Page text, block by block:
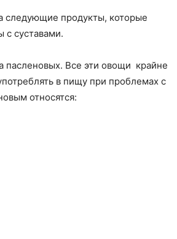
следующие продукты, которые
с суставами.
пасленовых. Все эти овощи крайне
в пищу при проблемах с
относятся: